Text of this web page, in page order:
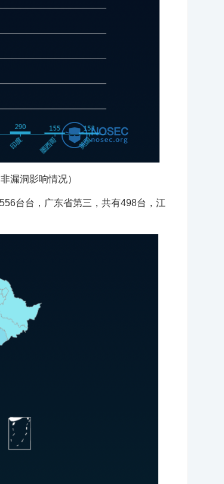
漏洞影响情况）
台台，广东省第三，共有498台，江